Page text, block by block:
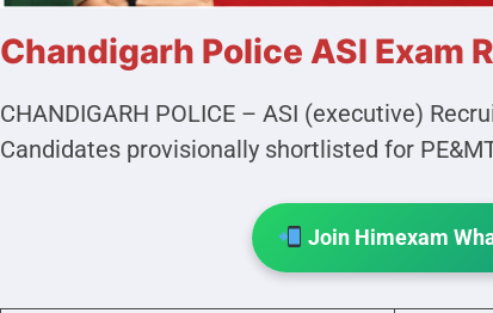
Chandigarh Police ASI Exam
CHANDIGARH POLICE – ASI (executive)
Candidates provisionally shortlisted for
Join Himexam